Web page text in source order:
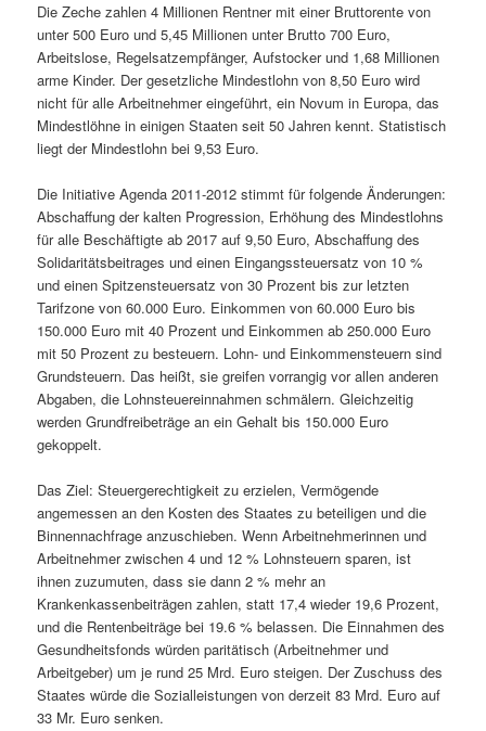
Die Zeche zahlen 4 Millionen Rentner mit einer Bruttorente von
unter 500 Euro und 5,45 Millionen unter Brutto 700 Euro,
Arbeitslose, Regelsatzempfänger, Aufstocker und 1,68 Millionen
arme Kinder. Der gesetzliche Mindestlohn von 8,50 Euro wird
nicht für alle Arbeitnehmer eingeführt, ein Novum in Europa, das
Mindestlöhne in einigen Staaten seit 50 Jahren kennt. Statistisch
liegt der Mindestlohn bei 9,53 Euro.
Die Initiative Agenda 2011-2012 stimmt für folgende Änderungen:
Abschaffung der kalten Progression, Erhöhung des Mindestlohns
für alle Beschäftigte ab 2017 auf 9,50 Euro, Abschaffung des
Solidaritätsbeitrages und einen Eingangssteuersatz von 10 %
und einen Spitzensteuersatz von 30 Prozent bis zur letzten
Tarifzone von 60.000 Euro. Einkommen von 60.000 Euro bis
150.000 Euro mit 40 Prozent und Einkommen ab 250.000 Euro
mit 50 Prozent zu besteuern. Lohn- und Einkommensteuern sind
Grundsteuern. Das heißt, sie greifen vorrangig vor allen anderen
Abgaben, die Lohnsteuereinnahmen schmälern. Gleichzeitig
werden Grundfreibeträge an ein Gehalt bis 150.000 Euro
gekoppelt.
Das Ziel: Steuergerechtigkeit zu erzielen, Vermögende
angemessen an den Kosten des Staates zu beteiligen und die
Binnennachfrage anzuschieben. Wenn Arbeitnehmerinnen und
Arbeitnehmer zwischen 4 und 12 % Lohnsteuern sparen, ist
ihnen zuzumuten, dass sie dann 2 % mehr an
Krankenkassenbeiträgen zahlen, statt 17,4 wieder 19,6 Prozent,
und die Rentenbeiträge bei 19.6 % belassen. Die Einnahmen des
Gesundheitsfonds würden paritätisch (Arbeitnehmer und
Arbeitgeber) um je rund 25 Mrd. Euro steigen. Der Zuschuss des
Staates würde die Sozialleistungen von derzeit 83 Mrd. Euro auf
33 Mr. Euro senken.